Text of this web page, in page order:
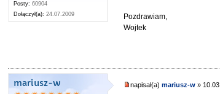
Posty: 60904
Dołączył(a): 24.07.2009
Pozdrawiam,
Wojtek
mariusz-w napisał(a)mariusz-w »